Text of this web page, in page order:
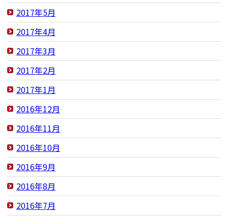
2017年5月
2017年4月
2017年3月
2017年2月
2017年1月
2016年12月
2016年11月
2016年10月
2016年9月
2016年8月
2016年7月